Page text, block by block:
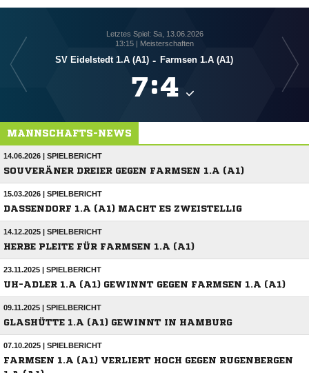
Letztes Spiel: Sa, 13.06.2026
13:15 | Meisterschaften
SV Eidelstedt 1.A (A1) - Farmsen 1.A (A1)
:
MANNSCHAFTS-NEWS
14.06.2026 | SPIELBERICHT
SOUVERÄNER DREIER GEGEN FARMSEN 1.A (A1)
15.03.2026 | SPIELBERICHT
DASSENDORF 1.A (A1) MACHT ES ZWEISTELLIG
14.12.2025 | SPIELBERICHT
HERBE PLEITE FÜR FARMSEN 1.A (A1)
23.11.2025 | SPIELBERICHT
UH-ADLER 1.A (A1) GEWINNT GEGEN FARMSEN 1.A (A1)
09.11.2025 | SPIELBERICHT
GLASHÜTTE 1.A (A1) GEWINNT IN HAMBURG
07.10.2025 | SPIELBERICHT
FARMSEN 1.A (A1) VERLIERT HOCH GEGEN RUGENBERGEN